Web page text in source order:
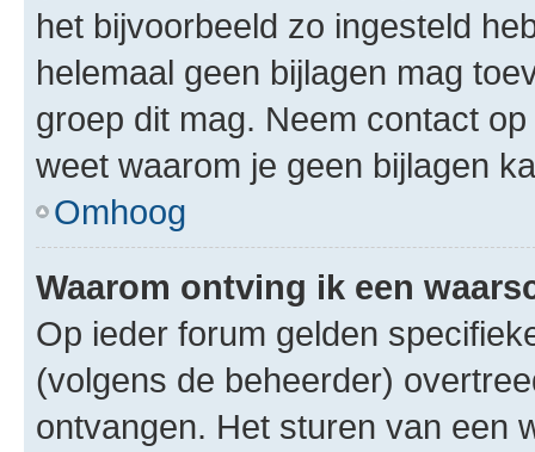
het bijvoorbeeld zo ingesteld
helemaal geen bijlagen mag
groep dit mag. Neem contact
weet waarom je geen bijlagen
Omhoog
Waarom ontving ik een
Op ieder forum gelden
(volgens de beheerder)
ontvangen. Het sturen van een